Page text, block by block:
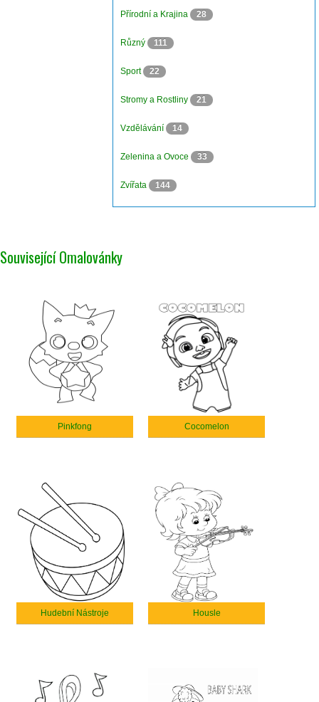
Přírodní a Krajina 28
Různý 111
Sport 22
Stromy a Rostliny 21
Vzdělávání 14
Zelenina a Ovoce 33
Zvířata 144
Související Omalovánky
Pinkfong Cocomelon
Hudební Nástroje Housle